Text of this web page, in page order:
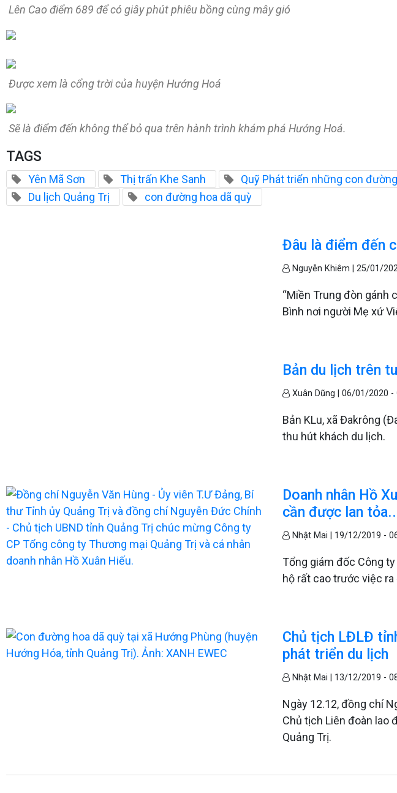
Lên Cao điểm 689 để có giây phút phiêu bồng cùng mây gió
Được xem là cổng trời của huyện Hướng Hoá
Sẽ là điểm đến không thể bỏ qua trên hành trình khám phá Hướng Hoá.
TAGS
Yên Mã Sơn Thị trấn Khe Sanh Quỹ Phát triển những con
Du lịch Quảng Trị
con đường hoa dã quỳ
Đâu là điểm đến
Nguyễn Khiêm |25/01/
“Miền Trung đòn gánh
Bình nơi người Mẹ xứ
Bản du lịch trên
Xuân Dũng |06/01/2020 -
Bản KLu, xã Đakrông
thu hút khách du lịch.
Doanh nhân Hồ
cần được lan
Nhật Mai | 19/12/2019 -
Tổng giám đốc Công
hộ rất cao trước việc
Chủ tịch LĐLĐ
phát triển du lịch
Nhật Mai | 13/12/2019 -
Ngày 12.12, đồng chí
Chủ tịch Liên đoàn lao
Quảng Trị.